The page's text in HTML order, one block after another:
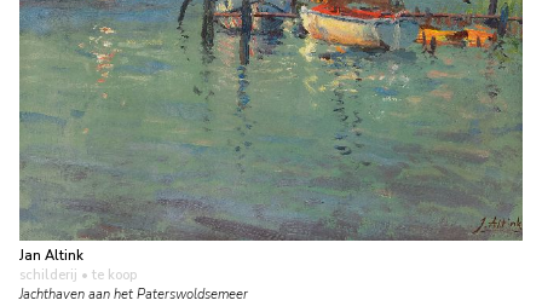
Jan Altink
schilderij • te koop
Jachthaven aan het Paterswoldsemeer